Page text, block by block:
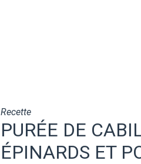
Recette
PURÉE DE
ÉPINARDS ET